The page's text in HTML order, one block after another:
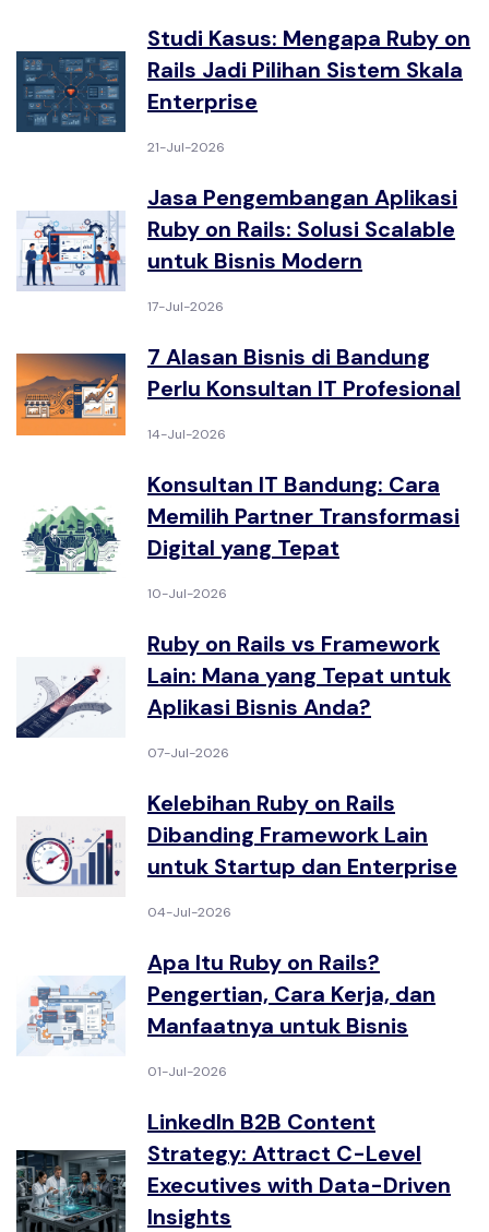
Studi Kasus: Mengapa Ruby on
Rails Jadi Pilihan Sistem Skala
Enterprise
21-Jul-2026
Jasa Pengembangan Aplikasi
Ruby on Rails: Solusi Scalable
untuk Bisnis Modern
17-Jul-2026
7 Alasan Bisnis di Bandung
Perlu Konsultan IT Profesional
14-Jul-2026
Konsultan IT Bandung: Cara
Memilih Partner Transformasi
Digital yang Tepat
10-Jul-2026
Ruby on Rails vs Framework
Lain: Mana yang Tepat untuk
Aplikasi Bisnis Anda?
07-Jul-2026
Kelebihan Ruby on Rails
Dibanding Framework Lain
untuk Startup dan Enterprise
04-Jul-2026
Apa Itu Ruby on Rails?
Pengertian, Cara Kerja, dan
Manfaatnya untuk Bisnis
01-Jul-2026
LinkedIn B2B Content
Strategy: Attract C-Level
Executives with Data-Driven
Insights